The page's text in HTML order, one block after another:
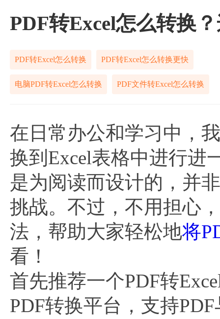
PDF转Excel怎么转换
PDF转Excel怎么转换 PDF转Excel怎么转换更快
电脑PDF转Excel怎么转换 PDF文件转Excel怎么转换
在日常办公和学习中，
换到Excel表格中进行进
是为阅读而设计的，并
挑战。不过，不用担心
法，帮助大家轻松地将
看！
首先推荐一个PDF转
PDF转换平台，支持